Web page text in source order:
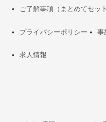
ご了解事項（まとめてセッ
プライバシーポリシー 事
求人情報